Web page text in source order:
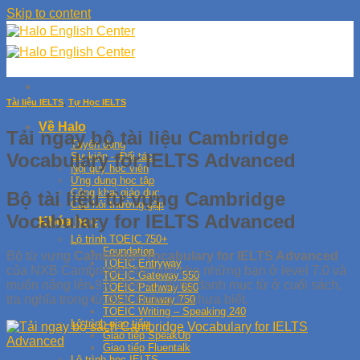
Skip to content
Về Halo
Tuyển dụng
Sự kiện – Đối tác
Nội quy học viên
Ứng dụng học tập
Công khai giáo dục
Câu hỏi thường gặp
Khóa học
Lộ trình TOEIC 750+
Foundation
TOEIC Entryway
TOEIC Gateway 550
TOEIC Pathway 650
TOEIC Runway 750
TOEIC Writing – Speaking 240
Lộ trình giao tiếp
Giao tiếp SpeakUp
Giao tiếp Fluentalk
Tài liệu IELTS, Tự Học IELTS
Tải ngay bộ tài liệu Cambridge
Vocabulary for IELTS Advanced
Bộ tài liệu từ vựng Cambridge
Vocabulary for IELTS Advanced
Bộ từ vựng Cambridge Vocabulary for IELTS Advanced
của NXB Cambridge phù hợp cho những bạn ở level 7.0 và
muốn nâng lên 9.0. Nên sử dụng danh mục từ ở cuối sách,
tra nghĩa trong từ điển những từ chưa biết.